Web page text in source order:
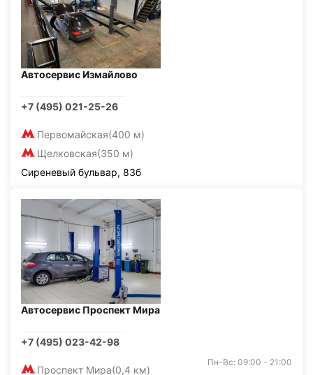
Автосервис Измайлово
+7 (495) 021-25-26
Первомайская(400 м)
Щелковская(350 м)
Сиреневый бульвар, 83б
Автосервис Проспект Мира
+7 (495) 023-42-98
Проспект Мира(0,4 км)
Пн-Вс: 09:00 - 21:00